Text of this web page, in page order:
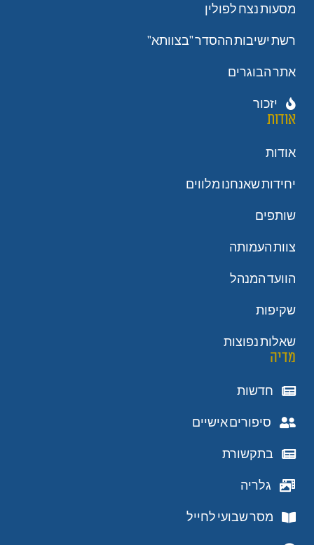
מסעות נצח לפולין
רשת ישיבות ההסדר "בצוותא"
אתר הבוגרים
יזכור
אודות
אודות
יחידות שאנחנו מלווים
שותפים
צוות העמותה
הוועד המנהל
שקיפות
שאלות נפוצות
מדיה
חדשות
סיפורים אישיים
בתקשורת
גלריה
מסר שבועי לחייל